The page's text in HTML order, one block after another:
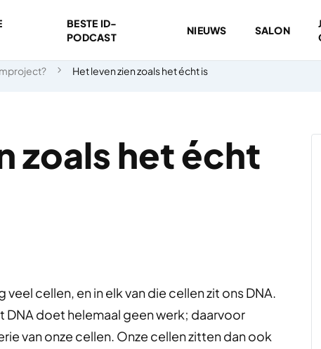
BESTE ID-
PODCAST
NIEUWS SALON
Het leven zien zoals het écht is
zoals het écht
cellen, en in elk van die cellen zit ons DNA.
DNA doet helemaal geen werk; daarvoor
van onze cellen. Onze cellen zitten dan ook